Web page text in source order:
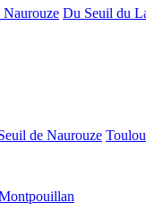
Du Seuil du
de Naurouze